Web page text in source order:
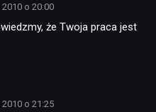
2010 o 20:00
że Twoja praca jest
2010 o 21:25